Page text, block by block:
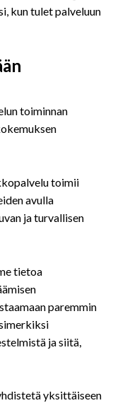
kun tulet palveluun
toiminnan
toimii
avulla
ja turvallisen
tietoa
paremmin
ja siitä,
yksittäiseen